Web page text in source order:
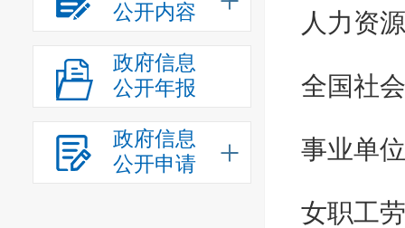
公开内容
政府信息
公开年报
政府信息
公开申请
人力资
全国社
事业单
女职工